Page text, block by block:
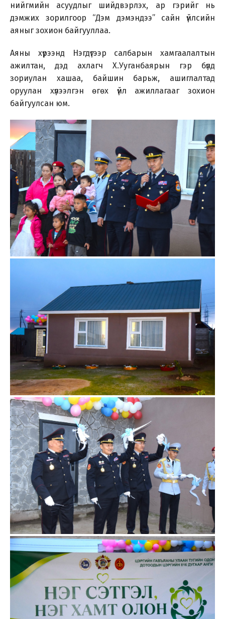
нийгмийн асуудлыг шийдвэрлэх, ар гэрийг нь
дэмжих зорилгоор “Дэм дэмэндээ” сайн үйлсийн
аяныг зохион байгууллаа.
Аяны хүрээнд Нэгдүгээр салбарын хамгаалалтын
ажилтан, дэд ахлагч Х.Ууганбаярын гэр бүлд
зориулан хашаа, байшин барьж, ашиглалтад
оруулан хүлээлгэн өгөх үйл ажиллагааг зохион
байгуулсан юм.